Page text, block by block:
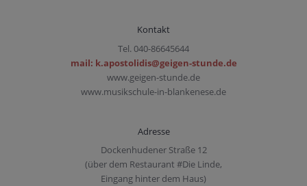
Kontakt
Tel. 040-86645644
mail: k.apostolidis@geigen-stunde.de
www.geigen-stunde.de
www.musikschule-in-blankenese.de
Adresse
Dockenhudener Straße 12
(über dem Restaurant #Die Linde,
Eingang hinter dem Haus)